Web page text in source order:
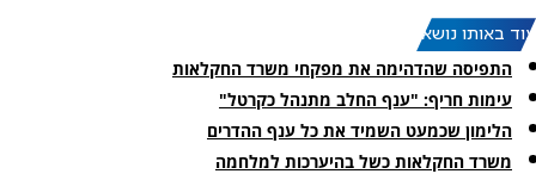
עוד באותו נושא:
התפיסה שהדהימה את מפקחי משרד החקלאות
עימות חריף: "ענף החלב מתנהל כקרטל"
הלימון שכמעט השמיד את כל ענף ההדרים
משרד החקלאות כשל בהיערכות למלחמה